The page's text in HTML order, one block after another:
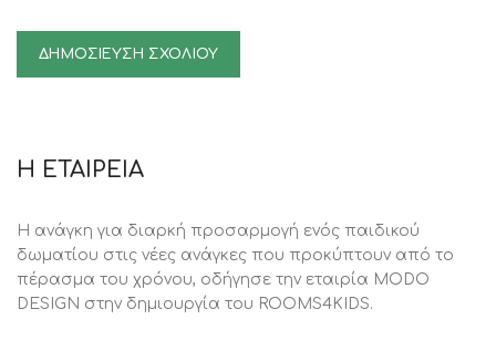
Η ΕΤΑΙΡΕΙΑ
Η ανάγκη για διαρκή προσαρμογή ενός παιδικού
δωματίου στις νέες ανάγκες που προκύπτουν από το
πέρασμα του χρόνου, oδήγησε την εταιρία MODO
DESIGN στην δημιουργία του ROOMS4KIDS.